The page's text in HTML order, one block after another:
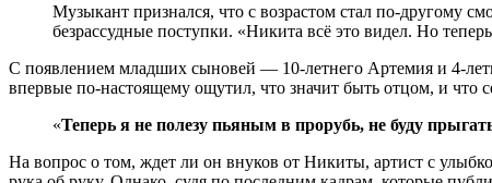
Музыкант признался, что с возрастом стал по-другому
безрассудные поступки. «Никита всё это видел. Но
С появлением младших сыновей — 10-летнего Артемия и 4-
впервые по-настоящему ощутил, что значит быть отцом, и что
«Теперь я не полезу пьяным в прорубь, не буду
На вопрос о том, ждет ли он внуков от Никиты, артист с